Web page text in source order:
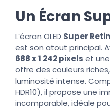
Un Écran
L’écran OLED Super
est son atout principal.
688 x 1 242 pixels et
offre des couleurs
luminosité intense.
HDR10), il propose une
incomparable, idéale